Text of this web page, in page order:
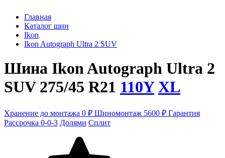
Главная
Каталог шин
Ikon
Ikon Autograph Ultra 2 SUV
Шина Ikon Autograph Ultra 2
SUV 275/45 R21 110Y XL
Хранение до монтажа 0 ₽ Шиномонтаж 5600 ₽ Гарантия
Рассрочка 0-0-3 Долями Сплит